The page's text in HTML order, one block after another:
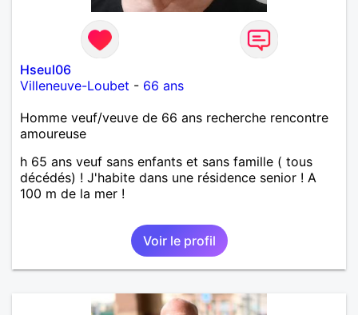
Hseul06
Villeneuve-Loubet - 66 ans
Homme veuf/veuve de 66 ans recherche rencontre
amoureuse
h 65 ans veuf sans enfants et sans famille ( tous
décédés) ! J'habite dans une résidence senior ! A
100 m de la mer !
Voir le profil